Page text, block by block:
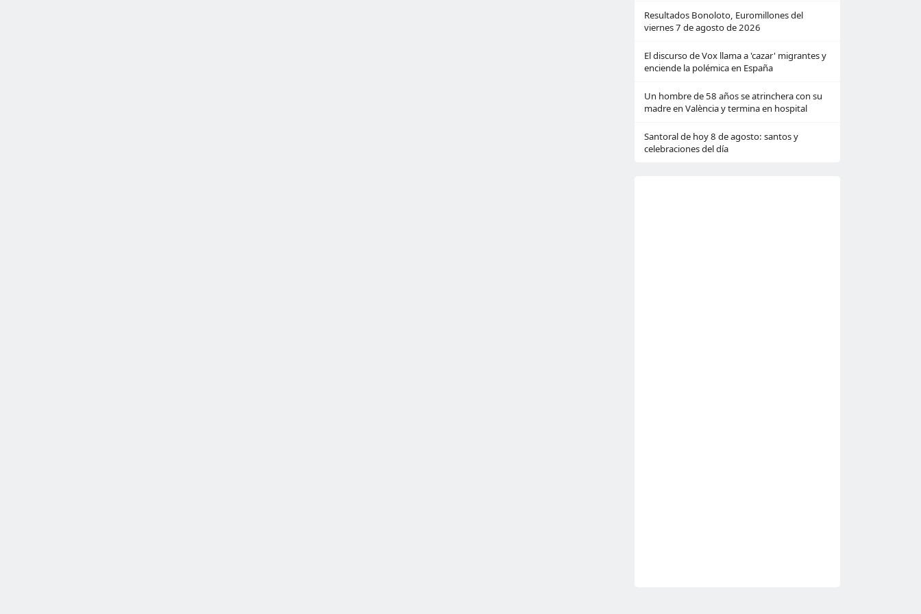
Resultados Bonoloto, Euromillones del
viernes 7 de agosto de 2026
El discurso de Vox llama a 'cazar' migrantes y
enciende la polémica en España
Un hombre de 58 años se atrinchera con su
madre en València y termina en hospital
Santoral de hoy 8 de agosto: santos y
celebraciones del día